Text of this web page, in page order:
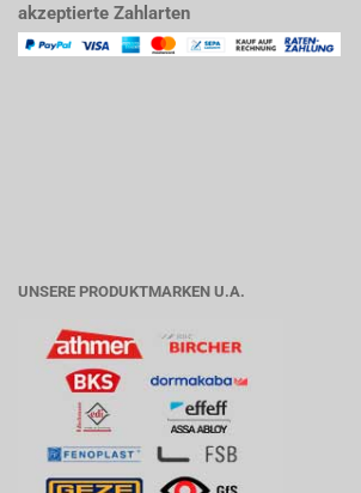
akzeptierte Zahlarten
UNSERE PRODUKTMARKEN U.A.